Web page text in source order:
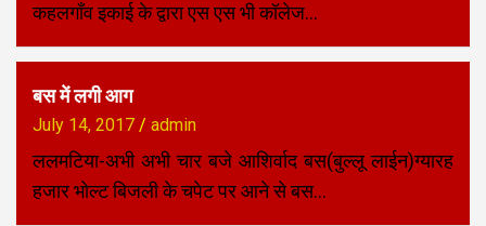
कहलगाँव इकाई के द्वारा एस एस भी कॉलेज…
बस में लगी आग
July 14, 2017 admin
ललमटिया-अभी अभी चार बजे आशिर्वाद बस(बुल्लू लाईन)ग्यारह
हजार भोल्ट बिजली के चपेट पर आने से बस…